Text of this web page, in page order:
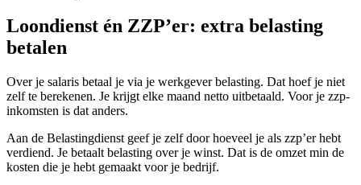
Loondienst én ZZP’er: extra belasting
betalen
Over je salaris betaal je via je werkgever belasting. Dat hoef je niet
zelf te berekenen. Je krijgt elke maand netto uitbetaald. Voor je zzp-
inkomsten is dat anders.
Aan de Belastingdienst geef je zelf door hoeveel je als zzp’er hebt
verdiend. Je betaalt belasting over je winst. Dat is de omzet min de
kosten die je hebt gemaakt voor je bedrijf.